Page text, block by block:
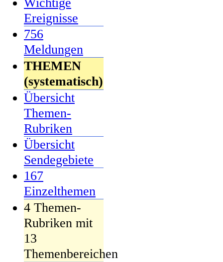
Ereignisse
756
Meldungen
THEMEN
(systematisch)
Übersicht
Themen-
Rubriken
Übersicht
Sendegebiete
167
Einzelthemen
4 Themen-
Rubriken mit
13
Themenbereichen